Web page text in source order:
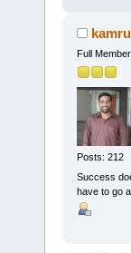
Full Member
Posts: 212
Success
have to go